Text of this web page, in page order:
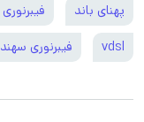
پهنای باند فیبرنوری
vdsl فیبرنوری سهند